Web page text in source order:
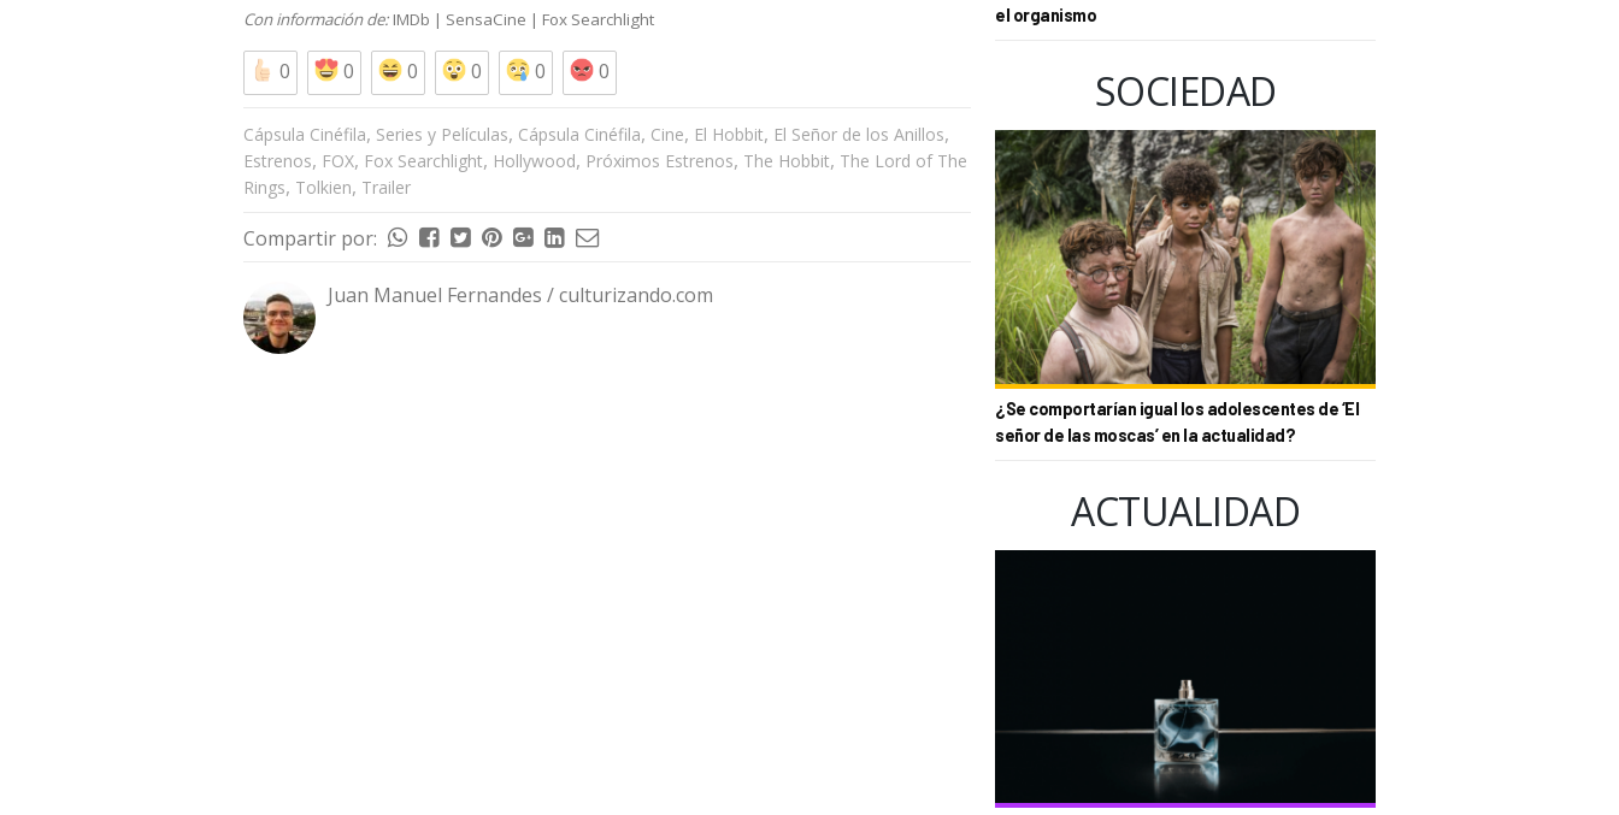
Con información de: IMDb | SensaCine | Fox Searchlight
0 0 0 0 0 0
Cápsula Cinéfila, Series y Películas, Cápsula Cinéfila, Cine, El Hobbit, El Señor de los Anillos,
Estrenos, FOX, Fox Searchlight, Hollywood, Próximos Estrenos, The Hobbit, The Lord of The
Rings, Tolkien, Trailer
Compartir por:
Juan Manuel Fernandes / culturizando.com
el organismo
SOCIEDAD
¿Se comportarían igual los adolescentes de ‘El
señor de las moscas’ en la actualidad?
ACTUALIDAD